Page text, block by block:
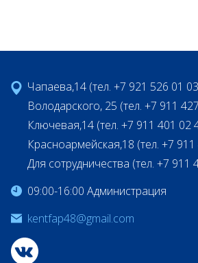
Чапаева,14 (тел. +7 921 526 01
Володарского, 25 (тел. +7 911
Ключевая,14 (тел. +7 911 401 02
Красноармейская,18 (тел. +7
Для сотрудничества (тел. +7 911
09:00-16:00 Администрация
kentfap48@gmail.com